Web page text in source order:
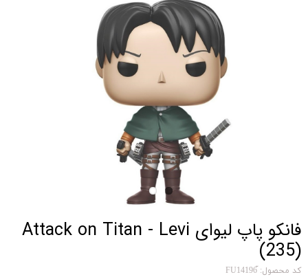
فانکو پاپ لیوای Attack on Titan - Levi
(235)
کد محصول: ّFU14196